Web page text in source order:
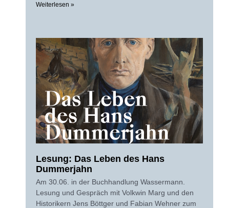
Weiterlesen »
Lesung: Das Leben des Hans
Dummerjahn
Am 30.06. in der Buchhandlung Wassermann.
Lesung und Gespräch mit Volkwin Marg und den
Historikern Jens Böttger und Fabian Wehner zum